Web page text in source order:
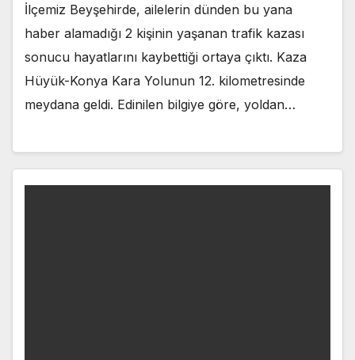
İlçemiz Beyşehirde, ailelerin dünden bu yana
haber alamadığı 2 kişinin yaşanan trafik kazası
sonucu hayatlarını kaybettiği ortaya çıktı. Kaza
Hüyük-Konya Kara Yolunun 12. kilometresinde
meydana geldi. Edinilen bilgiye göre, yoldan…